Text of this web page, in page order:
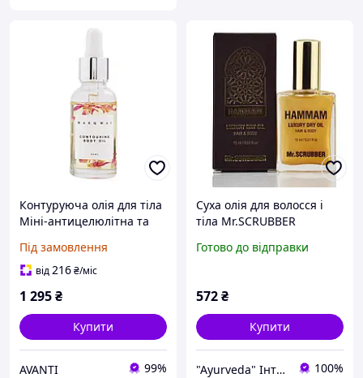
Контуруюча олія для тіла
Міні-антицелюлітна та
дорожньому розмірі, 30
ml
Під замовлення
від216₴/міс
1 295₴
Купити
AVANTI 99%
Суха олія для волосся і
тіла Mr.SCRUBBER
східного догляду в кожній
Готово до відправки
572₴
Купити
"Ayurveda" Інтернет магазин аюрведичних товарів з Індії 100%